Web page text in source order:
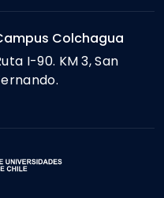
Colchagua
I-90. KM 3, San